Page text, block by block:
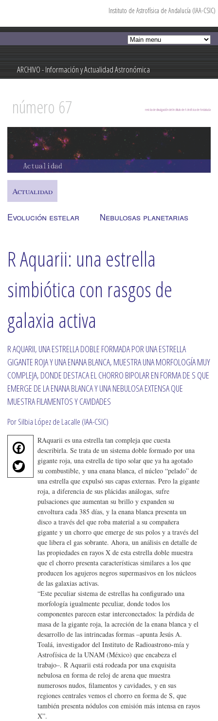
contenido
ARCHIVO - Información y Actualidad Astronómica
Información y Actualidad Astronómica
Instituto de Astrofísica de Andalucía (IAA-CSIC)
revista de divulgación del Instituto de Astrofísica de Andalucía
número 67
Actualidad
Evolución estelar Nebulosas planetarias
R Aquarii: una estrella
simbiótica con rasgos de
galaxia activa
R AQUARII, UNA ESTRELLA DOBLE FORMADA POR UNA ESTRELLA
GIGANTE ROJA Y UNA ENANA BLANCA, MUESTRA UNA MORFOLOGÍA MUY
COMPLEJA, DONDE DESTACA EL CHORRO BIPOLAR EN FORMA DE S QUE
EMERGE DE LA ENANA BLANCA Y UNA NEBULOSA EXTENSA QUE
MUESTRA FILAMENTOS Y CAVIDADES
Por Silbia López de Lacalle (IAA-CSIC)
F
e
T
w
it
te
RAquarii es una estrella tan compleja que cuesta
describirla. Se trata de un sistema doble formado por una
gigante roja, una estrella de tipo solar que ya ha agotado
su combustible, y una enana blanca, el núcleo “pelado” de
una estrella que expulsó sus capas externas. Pero la gigante
roja, a diferencia de sus plácidas análogas, sufre
pulsaciones que aumentan su brillo y expanden su
envoltura cada 385 días, y la enana blanca presenta un
disco a través del que roba material a su compañera
gigante y un chorro que emerge de sus polos y a través del
que libera el gas sobrante. Ahora, un análisis en detalle de
las propiedades en rayos X de esta estrella doble muestra
que el chorro presenta características similares a los que
producen los agujeros negros supermasivos en los núcleos
de las galaxias activas.
“Este peculiar sistema de estrellas ha configurado una
morfología igualmente peculiar, donde todos los
componentes parecen estar interconectados: la pérdida de
masa de la gigante roja, la acreción de la enana blanca y el
desarrollo de las intrincadas formas –apunta Jesús A.
Toalá, investigador del Instituto de Radioastrono-mía y
Astrofísica de la UNAM (México) que encabeza el
trabajo–. R Aquarii está rodeada por una exquisita
nebulosa en forma de reloj de arena que muestra
numerosos nudos, filamentos y cavidades, y en sus
regiones centrales vemos el chorro en forma de S, que
también presenta nódulos con emisión más intensa en rayos
X”.